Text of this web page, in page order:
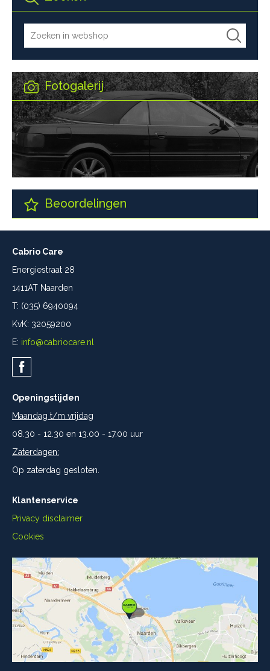
Fotogalerij
Beoordelingen
Cabrio Care
Energiestraat 28
1411AT Naarden
T: (035) 6940094
KvK: 32059200
E: info@cabriocare.nl
Openingstijden
Maandag t/m vrijdag
08.30 - 12.30 en 13.00 - 17.00 uur
Zaterdagen:
Op zaterdag gesloten.
Klantenservice
Privacy disclaimer
Cookies